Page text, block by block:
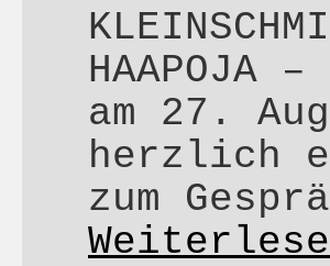
HAAPOJA
am 27.
herzlich
zum